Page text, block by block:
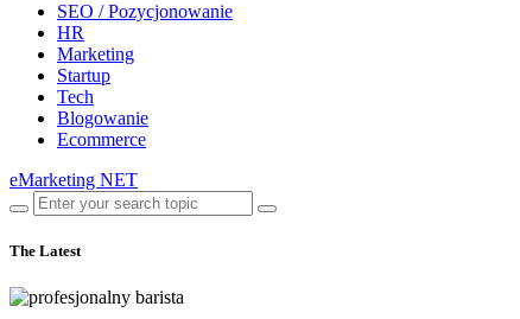
SEO / Pozycjonowanie
HR
Marketing
Startup
Tech
Blogowanie
Ecommerce
eMarketing NET
The Latest